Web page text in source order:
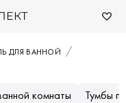
ДЛЯ ВАННОЙ
комнаты Тумбы